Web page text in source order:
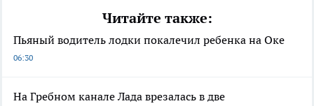
Читайте также:
Пьяный водитель лодки покалечил ребенка на Оке
06:30
На Гребном канале Лада врезалась в две